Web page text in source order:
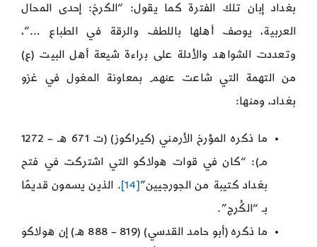
بغداد إبان تلك الفترة كما يقول: “الكرخ: إحدى المحال
العربية، يوصف أهلها باللطف والرقة في الطباع …”،
وتعددت الشواهد والأدلة على براءة شيعة أهل البيت (ع)
من التهمة التي شاعت عنهم بمعاونة المغول في غزو
بغداد، ومنها:
ما ذكره المؤرخ الأرمني (كيراكوز) (ت 671 هـ – 1272
م): “كان في قوات هولاكو التي اشتركت في فتح
بغداد كتيبة من الجورجيين”[14]
. الذين يسمون قديمًا
بـ “الكُرج”.
ما ذكره (أبو حامد القدسي) (819 – 888 هـ) إن هولاكو